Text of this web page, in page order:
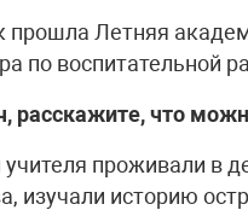
прошла Летняя
по
расскажите, что
учителя проживали в
изучали историю